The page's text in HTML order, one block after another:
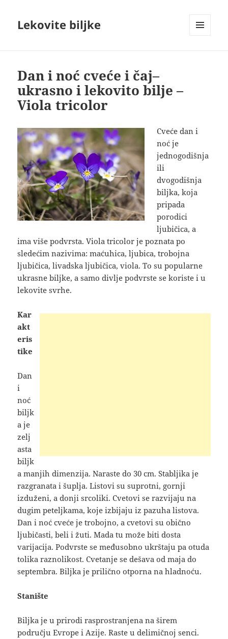
Lekovite biljke
Dan i noć cveće i čaj–
ukrasno i lekovito bilje –
Viola tricolor
Cveće dan i
noć je
jednogodišnja
ili
dvogodišnja
biljka, koja
pripada
porodici
ljubičica, a
ima više podvrsta. Viola tricolor je poznata po
sledećim nazivima: maćuhica, ljubica, trobojna
ljubičica, livadska ljubičica, viola. To su popularne
ukrasne biljke, a samo divlje podvrste se koriste i u
lekovite svrhe.
Kar
akt
eris
tike
Dan
i
noć
biljk
a je
zelj
asta
biljk
a manjih dimenzija. Naraste do 30 cm. Stabljika je
razgranata i šuplja. Listovi su suprotni, gornji
izduženi, a donji srcoliki. Cvetovi se razvijaju na
dugim peteljkama, koje izbijaju iz pazuha listova.
Dan i noć cveće je trobojno, a cvetovi su obično
ljubičasti, beli i žuti. Mada tu može biti dosta
varijacija. Podvrste se međusobno ukrštaju pa otuda
tolika raznolikost. Cvetanje se dešava od maja do
septembra. Biljka je prilično otporna na hladnoću.
Stanište
Biljka je u prirodi rasprostranjena na širem
području Evrope i Azije. Raste u delimičnoj senci.